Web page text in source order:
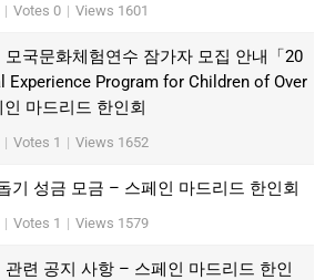
| Votes 0 | Views 1601
국문화체험연수 잠가자 모집 안내「20
Experience Program for Children of Over
마드리드 한인회
| Votes 1 | Views 1652
기 성금 모금 – 스페인 마드리드 한인회
| Votes 1 | Views 1579
련 공지 사항 – 스페인 마드리드 한인